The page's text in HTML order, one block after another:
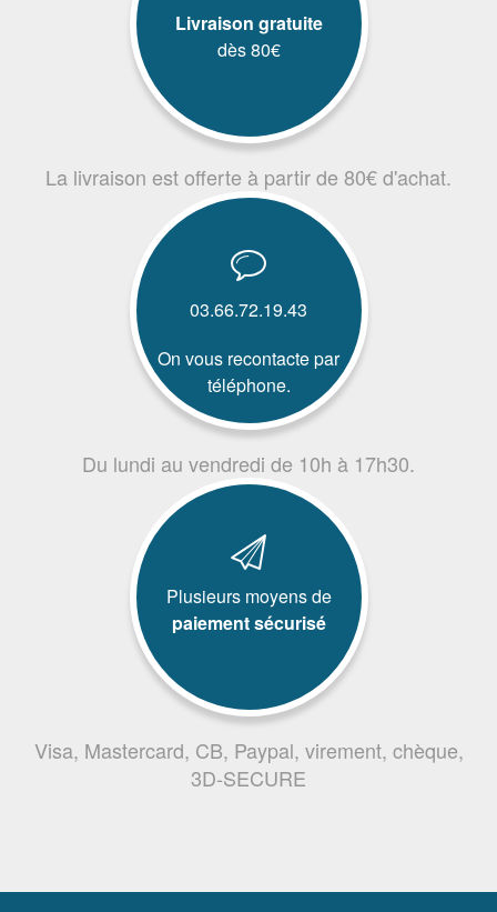
Livraison gratuite
dès 80€
La livraison est offerte à partir de 80€ d'achat.
03.66.72.19.43
On vous recontacte par
téléphone.
Du lundi au vendredi de 10h à 17h30.
Plusieurs moyens de
paiement sécurisé
Visa, Mastercard, CB, Paypal, virement, chèque,
3D-SECURE